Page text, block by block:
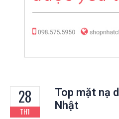
28
TH1
Top mặt nạ
Nhật